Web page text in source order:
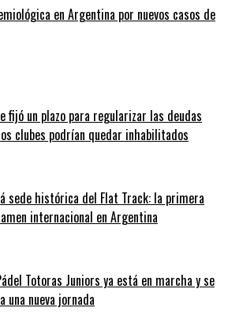
en Argentina por nuevos casos de
fijó un plazo para regularizar las deudas
clubes podrían quedar inhabilitados
sede histórica del Flat Track: la primera
internacional en Argentina
Totoras Juniors ya está en marcha y se
una nueva jornada